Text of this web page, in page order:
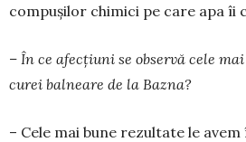
compușilor chimici pe care apa îi
– În ce afecțiuni se observă cele
curei balneare de la Bazna?
– Cele mai bune rezultate le